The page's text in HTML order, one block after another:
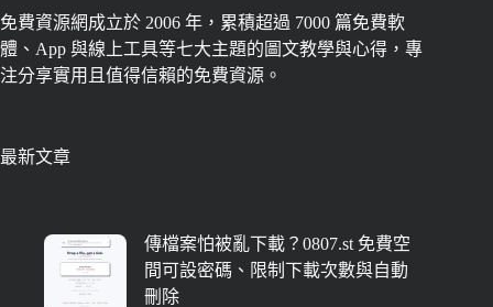
免費資源網成立於 2006 年，累積超過 7000 篇免費軟
體、App 與線上工具等七大主題的圖文教學與心得，專
注分享實用且值得信賴的免費資源。
最新文章
傳檔案怕被亂下載？0807.st 免費空
間可設密碼、限制下載次數與自動
刪除